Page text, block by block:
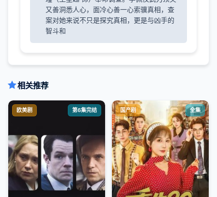
又善洞悉人心，面冷心善一心索骥真相，查
案对她来说不只是探究真相，更是与凶手的
智斗和
相关推荐
欧美剧 第6集完结 国产剧 全集